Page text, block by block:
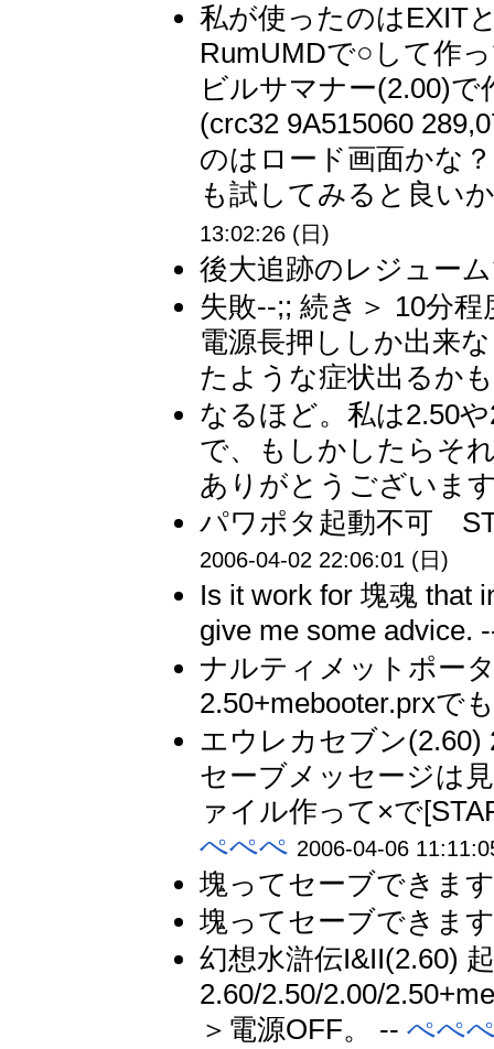
私が使ったのはEXIT
RumUMDで○して作
ビルサマナー(2.00)
(crc32 9A515060
のはロード画面かな
も試してみると良い
13:02:26 (日)
後大追跡のレジュー
失敗--;; 続き＞ 10分
電源長押ししか出来
たような症状出るか
なるほど。私は2.50
で、もしかしたらそ
ありがとうございま
パワポタ起動不可
2006-04-02 22:06:01 (日)
Is it work for 塊魂 that
give me some advice.
ナルティメットポー
2.50+mebooter.prxで
エウレカセブン(2.60)
セーブメッセージは
ァイル作って×で
ぺぺぺ 2006-04-06
塊ってセーブできま
塊ってセーブできま
幻想水滸伝I&II(2.60)
2.60/2.50/2.00/
＞電源OFF。 --ぺぺ